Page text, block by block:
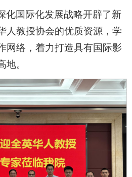
化国际化发展战略开辟了新
人教授协会的优质资源，学
网络，着力打造具有国际影
地。